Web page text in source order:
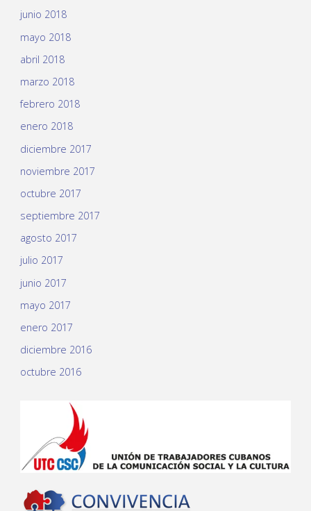
junio 2018
mayo 2018
abril 2018
marzo 2018
febrero 2018
enero 2018
diciembre 2017
noviembre 2017
octubre 2017
septiembre 2017
agosto 2017
julio 2017
junio 2017
mayo 2017
enero 2017
diciembre 2016
octubre 2016